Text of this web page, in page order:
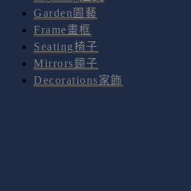
Garden園藝
Frame畫框
Seating椅子
Mirrors鏡子
Decorations家飾